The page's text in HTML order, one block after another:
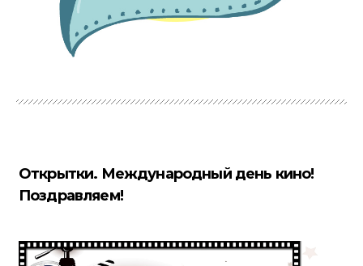
Открытки. Международный день кино!
Поздравляем!